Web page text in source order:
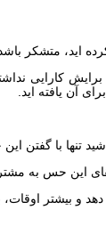
متشکر باشد.
کارایی
آن یافته اید.
تنها با
این حس به
و بیشتر